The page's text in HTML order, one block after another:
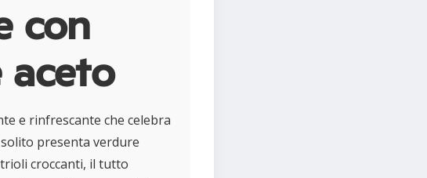
con
aceto
e rinfrescante che celebra
presenta verdure
croccanti, il tutto